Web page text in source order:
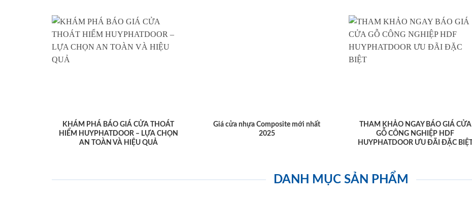
KHÁM PHÁ BÁO GIÁ CỬA THOÁT
HIỂM HUYPHATDOOR – LỰA CHỌN
AN TOÀN VÀ HIỆU QUẢ
Giá cửa nhựa Composite mới nhất
2025
THAM KHẢO NGAY BÁO GIÁ CỬA
GỖ CÔNG NGHIỆP HDF
HUYPHATDOOR ƯU ĐÃI ĐẶC BIỆT
DANH MỤC SẢN PHẨM